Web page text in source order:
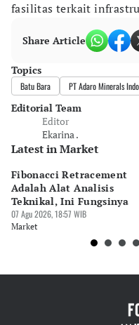
fasilitas terkait
Share Article
Topics
Batu Bara PT Adaro Minerals
Editorial Team
Editor
Ekarina .
Latest in Market
Fibonacci Retracement
Adalah Alat Analisis
Teknikal, Ini Fungsinya
07 Agu 2026, 18:57 WIB
Market